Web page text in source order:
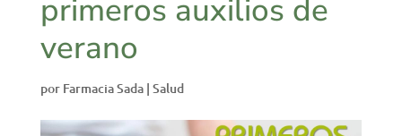
primeros auxilios de
verano
por Farmacia Sada| Salud